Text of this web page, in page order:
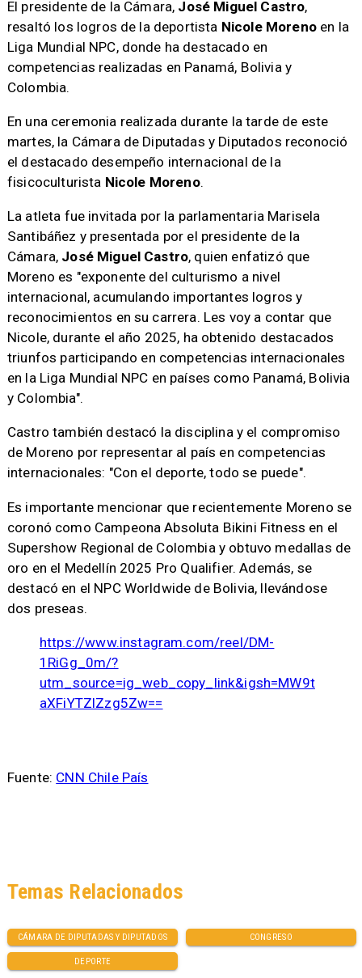
El presidente de la Cámara, José Miguel Castro,
resaltó los logros de la deportista Nicole Morenoen la
Liga Mundial NPC, donde ha destacado en
competencias realizadas en Panamá, Bolivia y
Colombia.
En una ceremonia realizada durante la tarde de este
martes, la Cámara de Diputadas y Diputados reconoció
el destacado desempeño internacional de la
fisicoculturista Nicole Moreno.
La atleta fue invitada por la parlamentaria Marisela
Santibáñez y presentada por el presidente de la
Cámara, José Miguel Castro, quien enfatizó que
Moreno es "exponente del culturismo a nivel
internacional, acumulando importantes logros y
reconocimientos en su carrera. Les voy a contar que
Nicole, durante el año 2025, ha obtenido destacados
triunfos participando en competencias internacionales
en la Liga Mundial NPC en países como Panamá, Bolivia
y Colombia".
Castro también destacó la disciplina y el compromiso
de Moreno por representar al país en competencias
internacionales: "Con el deporte, todo se puede".
Es importante mencionar que recientemente Moreno se
coronó como Campeona Absoluta Bikini Fitness en el
Supershow Regional de Colombia y obtuvo medallas de
oro en el Medellín 2025 Pro Qualifier. Además, se
destacó en el NPC Worldwide de Bolivia, llevándose
dos preseas.
https://www.instagram.com/reel/DM-
1RiGg_0m/?
utm_source=ig_web_copy_link&igsh=MW9t
aXFiYTZlZzg5Zw==
Fuente: CNN Chile País
CÁMARA DE DIPUTADAS Y DIPUTADOS CONGRESO
DEPORTE
Temas Relacionados